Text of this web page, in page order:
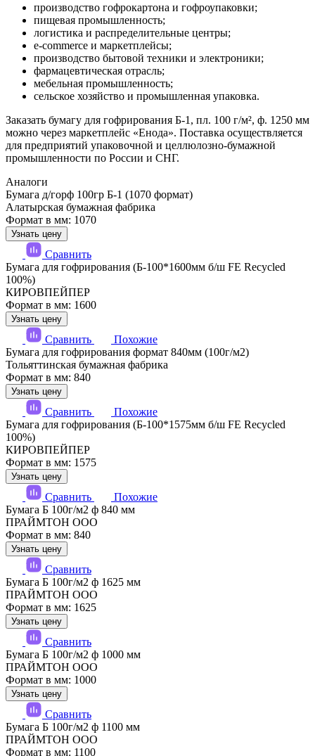
производство гофрокартона и гофроупаковки;
пищевая промышленность;
логистика и распределительные центры;
e-commerce и маркетплейсы;
производство бытовой техники и электроники;
фармацевтическая отрасль;
мебельная промышленность;
сельское хозяйство и промышленная упаковка.
Заказать бумагу для гофрирования Б-1, пл. 100 г/м², ф. 1250 мм
можно через маркетплейс «Енода». Поставка осуществляется
для предприятий упаковочной и целлюлозно-бумажной
промышленности по России и СНГ.
Аналоги
Бумага д/горф 100гр Б-1 (1070 формат)
Алатырская бумажная фабрика
Формат в мм: 1070
Узнать цену
Сравнить
Бумага для гофрирования (Б-100*1600мм б/ш FE Recycled
100%)
КИРОВПЕЙПЕР
Формат в мм: 1600
Узнать цену
Сравнить
Похожие
Бумага для гофрирования формат 840мм (100г/м2)
Тольяттинская бумажная фабрика
Формат в мм: 840
Узнать цену
Сравнить
Похожие
Бумага для гофрирования (Б-100*1575мм б/ш FE Recycled
100%)
КИРОВПЕЙПЕР
Формат в мм: 1575
Узнать цену
Сравнить
Похожие
Бумага Б 100г/м2 ф 840 мм
ПРАЙМТОН ООО
Формат в мм: 840
Узнать цену
Сравнить
Бумага Б 100г/м2 ф 1625 мм
ПРАЙМТОН ООО
Формат в мм: 1625
Узнать цену
Сравнить
Бумага Б 100г/м2 ф 1000 мм
ПРАЙМТОН ООО
Формат в мм: 1000
Узнать цену
Сравнить
Бумага Б 100г/м2 ф 1100 мм
ПРАЙМТОН ООО
Формат в мм: 1100